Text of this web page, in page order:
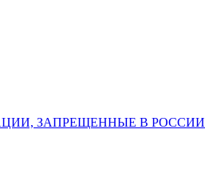
ЗАПРЕЩЕННЫЕ В РОССИИ